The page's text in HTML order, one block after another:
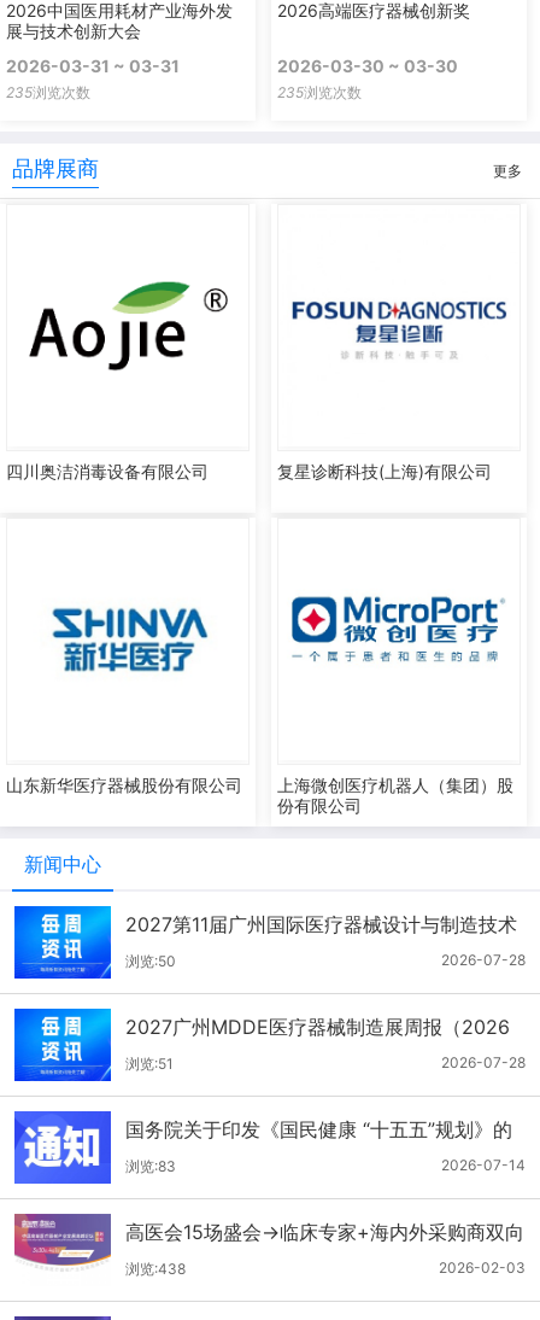
2026中国医用耗材产业海外发
展与技术创新大会
2026-03-31 ~ 03-31
235浏览次数
2026高端医疗器械创新奖
2026-03-30 ~ 03-30
235浏览次数
品牌展商 更多
四川奥洁消毒设备有限公司 复星诊断科技(上海)有限公司
山东新华医疗器械股份有限公司
上海微创医疗机器人（集团）股
份有限公司
新闻中心
2027第11届广州国际医疗器械设计与制造技术
展一周报（7.22-7.28）
2026-07-28
浏览:50
2027广州MDDE医疗器械制造展周报（2026
年7月21-27日）
2026-07-28
浏览:51
国务院关于印发《国民健康 “十五五”规划》的
通知
2026-07-14
浏览:83
高医会15场盛会→临床专家+海内外采购商双向
对接
2026-02-03
浏览:438